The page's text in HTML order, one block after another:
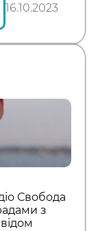
16.10.2023
Свобода
з